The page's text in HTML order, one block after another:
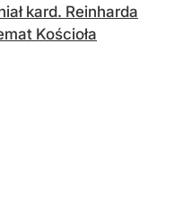
kard. Reinharda
Kościoła